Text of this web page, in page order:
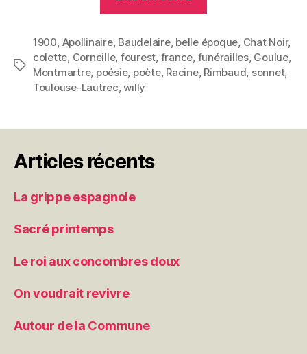
Étiquettes
1900 Apollinaire, Baudelaire, belle époque Chat Noir,
colette Corneille, fourest france funérailles, Goulue,
Montmartre, poésie, poète, Racine, Rimbaud sonnet,
Toulouse-Lautrec ,willy
Articles récents
La grippe espagnole
Sacré printemps
Le roi aux concombres doux
On voudrait revivre
Autour de la Commune